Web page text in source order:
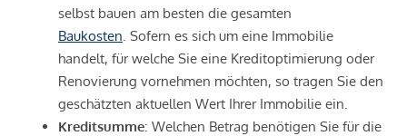
selbst bauen am besten die gesamten
Baukosten . Sofern es sich um eine Immobilie
handelt, für welche Sie eine Kreditoptimierung oder
Renovierung vornehmen möchten, so tragen Sie den
geschätzten aktuellen Wert Ihrer Immobilie ein.
Kreditsumme: Welchen Betrag benötigen Sie für die